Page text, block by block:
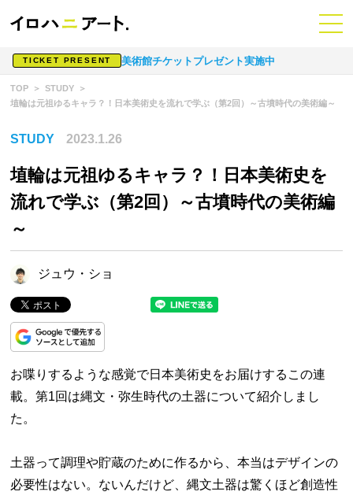
TICKET PRESENT 美術館チケットプレゼント実施中
TOP
STUDY
埴輪は元祖ゆるキャラ？！日本美術史を流れで学ぶ（第2回）～古墳時代の美術編～
STUDY 2023.1.26
埴輪は元祖ゆるキャラ？！日本美術史を
流れで学ぶ（第2回）～古墳時代の美術編
～
ジュウ・ショ
お喋りするような感覚で日本美術史をお届けするこの連
載。第1回は縄文・弥生時代の土器について紹介しまし
た。
土器って調理や貯蔵のために作るから、本当はデザインの
必要性はない。ないんだけど、縄文土器は驚くほど創造性